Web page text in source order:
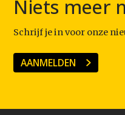
Niets meer
Schrijf je in voor onze
AANMELDEN